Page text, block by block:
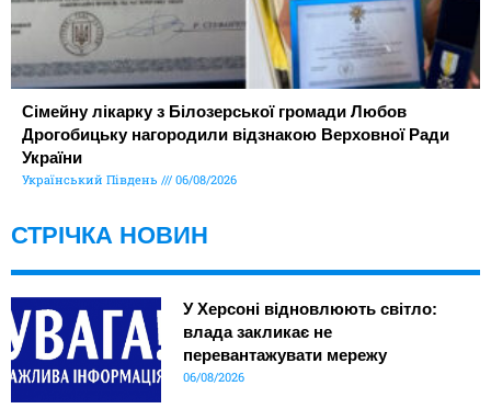
Сімейну лікарку з Білозерської громади Любов
Дрогобицьку нагородили відзнакою Верховної Ради
України
Український Південь 06/08/2026
СТРІЧКА НОВИН
У Херсоні відновлюють світло:
влада закликає не
перевантажувати мережу
06/08/2026